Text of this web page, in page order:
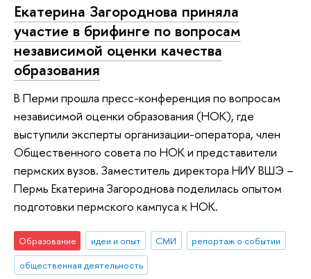
Екатерина Загороднова приняла
участие в брифинге по вопросам
независимой оценки качества
образования
В Перми прошла пресс-конференция по вопросам
независимой оценки образования (НОК), где
выступили эксперты организации-оператора, член
Общественного совета по НОК и представители
пермских вузов. Заместитель директора НИУ ВШЭ –
Пермь Екатерина Загороднова поделилась опытом
подготовки пермского кампуса к НОК.
Образование идеи и опыт СМИ
репортаж о событии
общественная деятельность